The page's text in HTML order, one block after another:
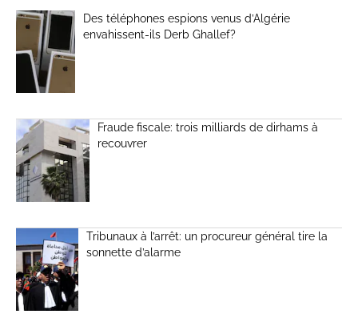
Des téléphones espions venus d’Algérie
envahissent-ils Derb Ghallef?
Fraude fiscale: trois milliards de dirhams à
recouvrer
Tribunaux à l’arrêt: un procureur général tire la
sonnette d’alarme